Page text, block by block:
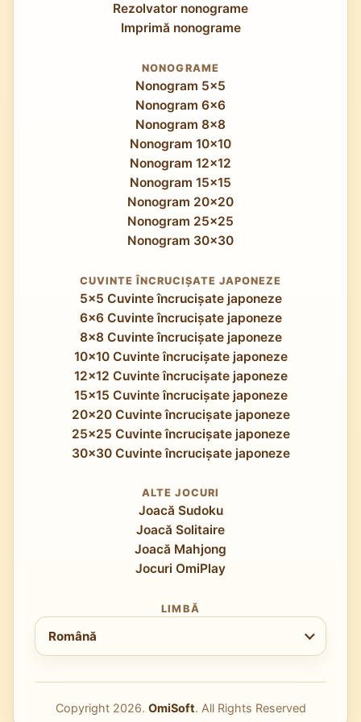
Rezolvator nonograme
Imprimă nonograme
NONOGRAME
Nonogram 5x5
Nonogram 6x6
Nonogram 8x8
Nonogram 10x10
Nonogram 12x12
Nonogram 15x15
Nonogram 20x20
Nonogram 25x25
Nonogram 30x30
CUVINTE ÎNCRUCIȘATE JAPONEZE
5x5 Cuvinte încrucișate japoneze
6x6 Cuvinte încrucișate japoneze
8x8 Cuvinte încrucișate japoneze
10x10 Cuvinte încrucișate japoneze
12x12 Cuvinte încrucișate japoneze
15x15 Cuvinte încrucișate japoneze
20x20 Cuvinte încrucișate japoneze
25x25 Cuvinte încrucișate japoneze
30x30 Cuvinte încrucișate japoneze
ALTE JOCURI
Joacă Sudoku
Joacă Solitaire
Joacă Mahjong
Jocuri OmiPlay
LIMBĂ
Alege limba
Română
Copyright 2026. OmiSoft. All Rights Reserved